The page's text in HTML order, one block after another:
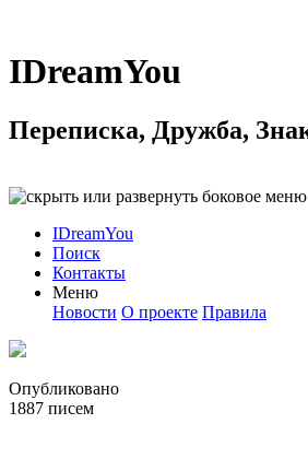
IDreamYou
Переписка, Дружба,
IDreamYou
Поиск
Контакты
Меню
Новости О проекте Правила
Опубликовано
1887 писем